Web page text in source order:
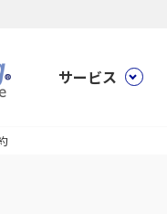
サービス